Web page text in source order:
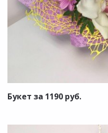
Букет за 1190 руб.